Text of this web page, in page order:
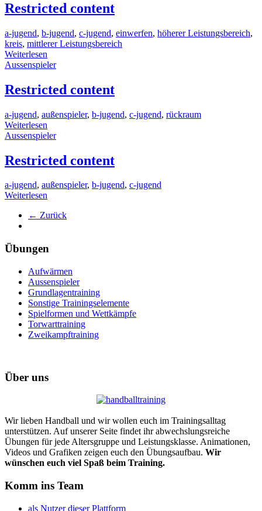
Restricted content
a-jugend, b-jugend, c-jugend, einwerfen, höherer Leistungsbereich,
kreis, mittlerer Leistungsbereich
Weiterlesen
Aussenspieler
Restricted content
a-jugend, außenspieler, b-jugend, c-jugend, rückraum
Weiterlesen
Aussenspieler
Restricted content
a-jugend, außenspieler, b-jugend, c-jugend
Weiterlesen
← Zurück
Übungen
Aufwärmen
Aussenspieler
Grundlagentraining
Sonstige Trainingselemente
Spielformen und Wettkämpfe
Torwarttraining
Zweikampftraining
Über uns
Wir lieben Handball und wir wollen euch im Trainingsalltag
unterstützen. Auf unserer Seite findet ihr abwechslungsreiche
Übungen für jede Altersgruppe und Leistungsklasse. Animationen,
Videos und Grafiken zeigen euch den Übungsaufbau. Wir
wünschen euch viel Spaß beim Training.
Komm ins Team
als Nutzer dieser Plattform